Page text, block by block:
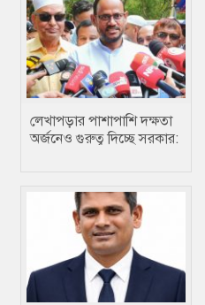
লেখাপড়ার পাশাপাশি দক্ষতা
অর্জনেও গুরুত্ব দিচ্ছে সরকার: